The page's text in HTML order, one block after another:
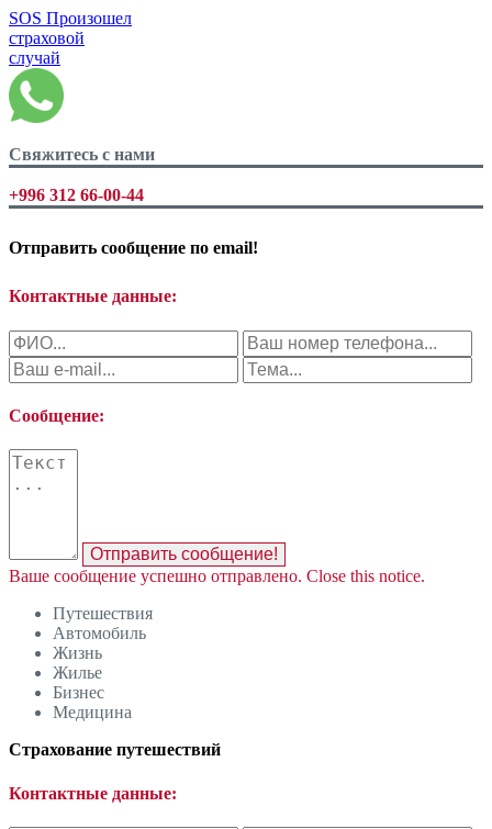
SOS Произошел
страховой
случай
Свяжитесь с нами
+996 312 66-00-44
Отправить сообщение по email!
Контактные данные:
Сообщение:
Отправить сообщение!
Ваше сообщение успешно отправлено. Close this notice.
Путешествия
Автомобиль
Жизнь
Жилье
Бизнес
Медицина
Страхование путешествий
Контактные данные: